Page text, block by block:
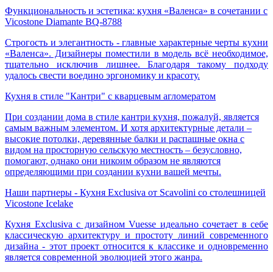
Функциональность и эстетика: кухня «Валенса» в сочетании c
Vicostone Diamante BQ-8788
Строгость и элегантность - главные характерные черты кухни
«Валенса». Дизайнеры поместили в модель всё необходимое,
тщательно исключив лишнее. Благодаря такому подходу
удалось свести воедино эргономику и красоту.
Кухня в стиле "Кантри" с кварцевым агломератом
При создании дома в стиле кантри кухня, пожалуй, является
самым важным элементом. И хотя архитектурные детали –
высокие потолки, деревянные балки и распашные окна с
видом на просторную сельскую местность – безусловно,
помогают, однако они никоим образом не являются
определяющими при создании кухни вашей мечты.
Наши партнеры - Кухня Exclusiva от Scavolini со столешницей
Vicostone Icelake
Кухня Exclusiva с дизайном Vuesse идеально сочетает в себе
классическую архитектуру и простоту линий современного
дизайна - этот проект относится к классике и одновременно
является современной эволюцией этого жанра.